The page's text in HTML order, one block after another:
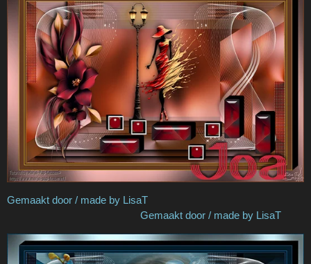
Gemaakt door / made by LisaT
Gemaakt door / made by LisaT